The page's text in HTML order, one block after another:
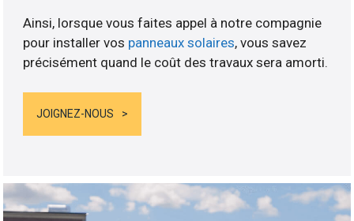
Ainsi, lorsque vous faites appel à notre compagnie
pour installer vos panneaux solaires, vous savez
précisément quand le coût des travaux sera amorti.
JOIGNEZ-NOUS